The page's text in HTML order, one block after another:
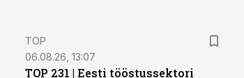
TOP
06.08.26, 13:07
TOP 231 | Eesti tööstussektori